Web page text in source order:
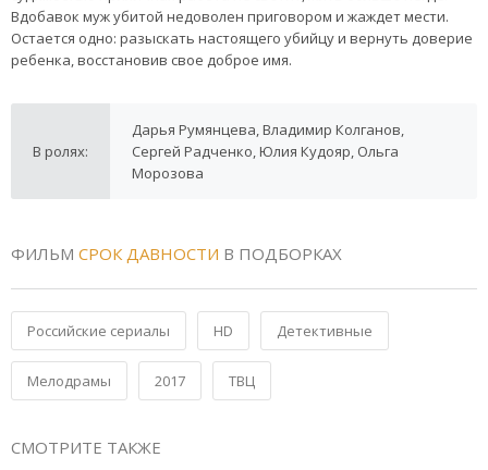
Вдобавок муж убитой недоволен приговором и жаждет мести.
Остается одно: разыскать настоящего убийцу и вернуть доверие
ребенка, восстановив свое доброе имя.
В ролях:
Дарья Румянцева, Владимир Колганов,
Сергей Радченко, Юлия Кудояр, Ольга
Морозова
ФИЛЬМ СРОК ДАВНОСТИ В ПОДБОРКАХ
Российские сериалы HD Детективные
Мелодрамы 2017 ТВЦ
СМОТРИТЕ ТАКЖЕ